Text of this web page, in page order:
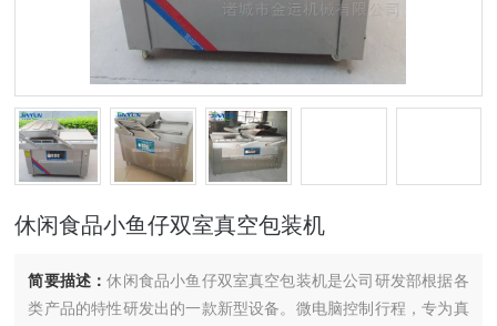
休闲食品小鱼仔双室真空包装机
简要描述：休闲食品小鱼仔双室真空包装机是公司研发部根据各
类产品的特性研发出的一款新型设备。微电脑控制行程，专为真